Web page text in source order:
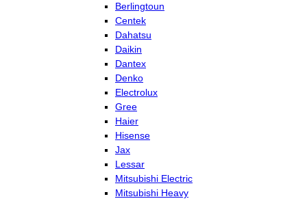
Berlingtoun
Centek
Dahatsu
Daikin
Dantex
Denko
Electrolux
Gree
Haier
Hisense
Jax
Lessar
Mitsubishi Electric
Mitsubishi Heavy